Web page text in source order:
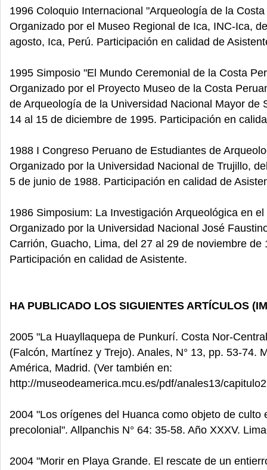
1996 Coloquio Internacional "Arqueología de la
Organizado por el Museo Regional de Ica, INC-Ica,
agosto, Ica, Perú. Participación en calidad de
1995 Simposio "El Mundo Ceremonial de la Costa
Organizado por el Proyecto Museo de la Costa
de Arqueología de la Universidad Nacional Mayor de
14 al 15 de diciembre de 1995. Participación en
1988 I Congreso Peruano de Estudiantes de
Organizado por la Universidad Nacional de Trujillo,
5 de junio de 1988. Participación en calidad de
1986 Simposium: La Investigación Arqueológica en
Organizado por la Universidad Nacional José
Carrión, Guacho, Lima, del 27 al 29 de noviembre de
Participación en calidad de Asistente.
HA PUBLICADO LOS SIGUIENTES ARTÍCULOS
2005 "La Huayllaquepa de Punkurí. Costa Nor-
(Falcón, Martínez y Trejo). Anales, N° 13, pp. 53-74.
América, Madrid. (Ver también en:
http://museodeamerica.mcu.es/pdf/anales13/
2004 "Los orígenes del Huanca como objeto de culto
precolonial". Allpanchis N° 64: 35-58. Año XXXV.
2004 "Morir en Playa Grande. El rescate de un